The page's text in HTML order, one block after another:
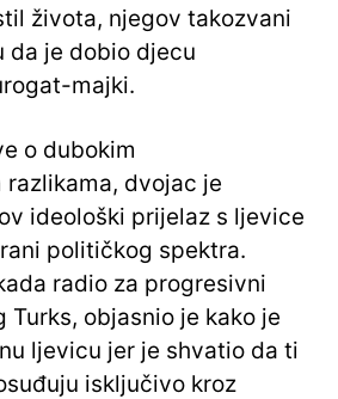
života, njegov takozvani
da je dobio djecu
majki.
o dubokim
dvojac je
ideološki prijelaz s ljevice
političkog spektra.
radio za progresivni
Turks, objasnio je kako je
ljevicu jer je shvatio da ti
isključivo kroz